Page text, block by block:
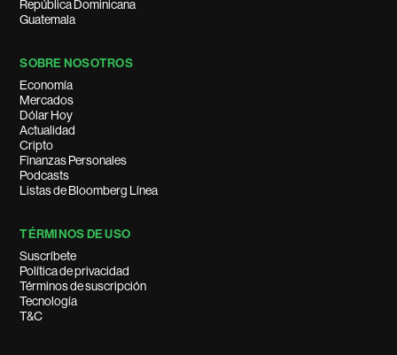
República Dominicana
Guatemala
SOBRE NOSOTROS
Economía
Mercados
Dólar Hoy
Actualidad
Cripto
Finanzas Personales
Podcasts
Listas de Bloomberg Línea
TÉRMINOS DE USO
Suscríbete
Política de privacidad
Términos de suscripción
Tecnología
T&C